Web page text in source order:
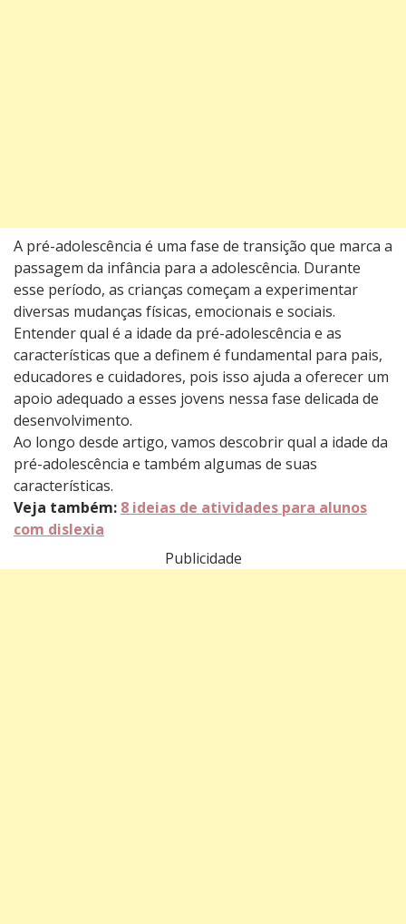
A pré-adolescência é uma fase de transição que marca a
passagem da infância para a adolescência. Durante
esse período, as crianças começam a experimentar
diversas mudanças físicas, emocionais e sociais.
Entender qual é a idade da pré-adolescência e as
características que a definem é fundamental para pais,
educadores e cuidadores, pois isso ajuda a oferecer um
apoio adequado a esses jovens nessa fase delicada de
desenvolvimento.
Ao longo desde artigo, vamos descobrir qual a idade da
pré-adolescência e também algumas de suas
características.
Veja também: 8 ideias de atividades para alunos
com dislexia
Publicidade